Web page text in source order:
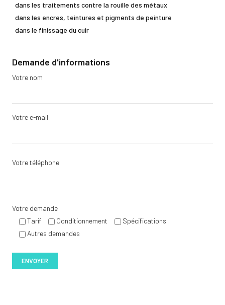
dans les traitements contre la rouille des métaux
dans les encres, teintures et pigments de peinture
dans le finissage du cuir
Demande d'informations
Votre nom
Votre e-mail
Votre téléphone
Votre demande
Tarif
Conditionnement
Spécifications
Autres demandes